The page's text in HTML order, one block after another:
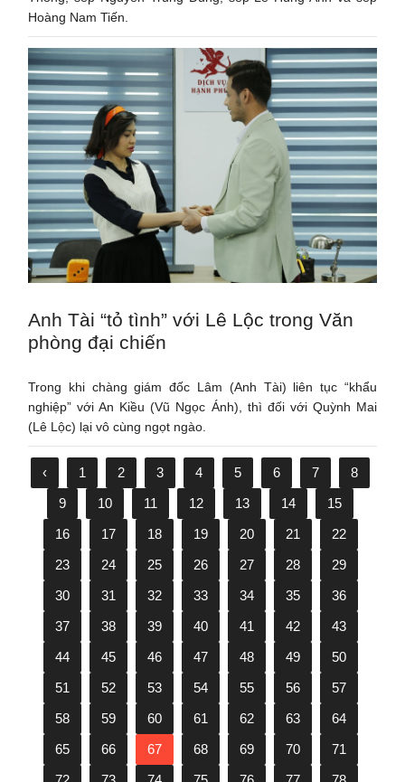
Hoàng Nam Tiến.
Anh Tài “tỏ tình” với Lê Lộc trong Văn
phòng đại chiến
Trong khi chàng giám đốc Lâm (Anh Tài) liên tục “khẩu
nghiệp” với An Kiều (Vũ Ngọc Ánh), thì đối với Quỳnh Mai
(Lê Lộc) lại vô cùng ngọt ngào.
‹ 1 2 3 4 5 6 7
8
9
10 11 12 13 14
15
16
17 18 19 20 21
22
23
24 25 26 27 28
29
30
31 32 33 34 35
36
37
38 39 40 41 42
43
44
45 46 47 48 49
50
51
52 53 54 55 56
57
58
59 60 61 62 63
64
65
66 67 68 69 70
71